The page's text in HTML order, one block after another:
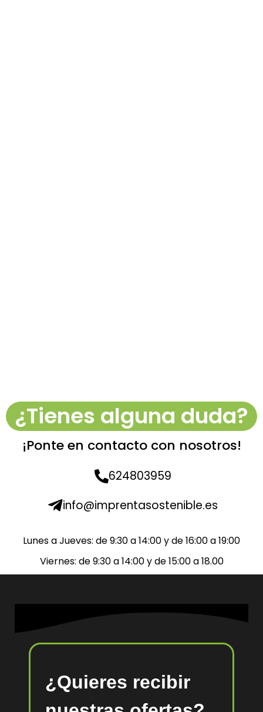
¿Tienes alguna duda?
¡Ponte en contacto con nosotros!
624803959
info@imprentasostenible.es
Lunes a Jueves: de 9:30 a 14:00 y de 16:00 a 19:00
Viernes: de 9:30 a 14:00 y de 15:00 a 18.00
¿Quieres recibir